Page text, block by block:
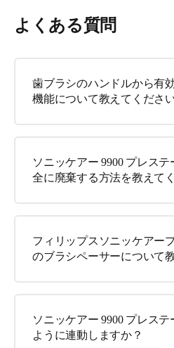
よくある質問
歯ブラシのハンドルから有
機能について教えてください
ソニッケアー 9900 プレス
全に廃棄する方法を教えて
フィリップスソニッケアー
のブラシペーサーについて
ソニッケアー 9900 プレス
ように連動しますか？